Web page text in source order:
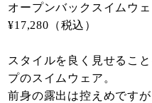
オープンバックスイムウ
¥17,280（税込）
スタイルを良く見せるこ
プのスイムウェア。
前身の露出は控えめです